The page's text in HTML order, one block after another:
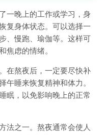
一晚上的工作或学习，身
复身体状态。可以选择一
、慢跑、瑜伽等。这样可
焦虑的情绪。
在熬夜后，一定要尽快补
午睡来恢复精神和体力。
眠，以免影响晚上的正常
法之一。熬夜通常会使人